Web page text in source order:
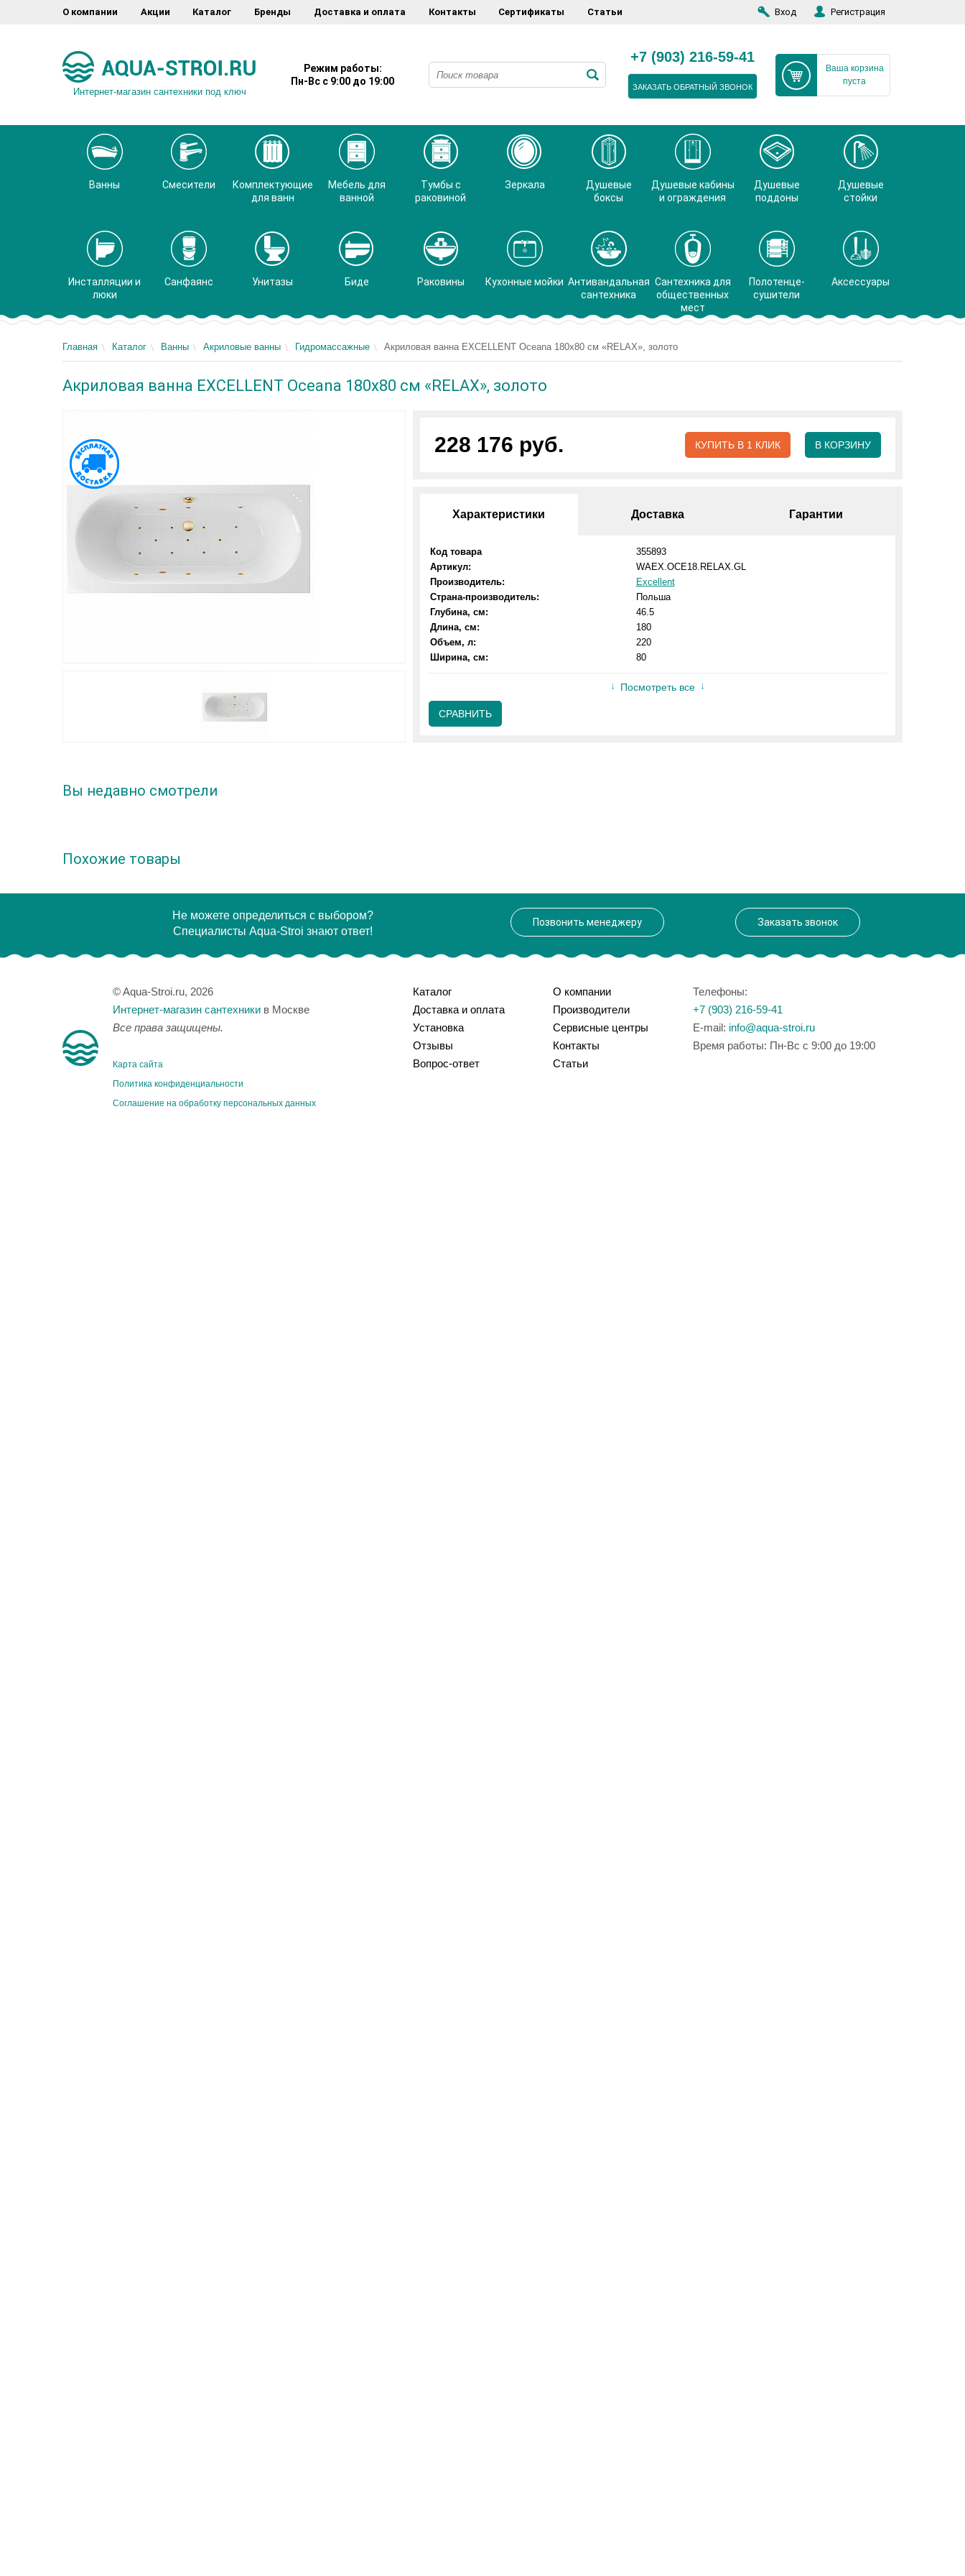
О компании Акции Каталог Бренды Доставка и оплата Контакты Сертификаты Статьи Вход Регистрация
Интернет-магазин сантехники под ключ
Режим работы:
Пн-Вс с 9:00 до 19:00
+7 (903) 216-59-41
ЗАКАЗАТЬ ОБРАТНЫЙ ЗВОНОК
Ваша корзина
пуста
Ванны Смесители
Комплектующие
для ванн
Мебель для
ванной
Тумбы с
раковиной
Зеркала
Душевые
боксы
Душевые кабины
и ограждения
Душевые
поддоны
Душевые
стойки
Инсталляции и
люки
Санфаянс Унитазы Биде Раковины Кухонные мойки Антивандальная
сантехника
Сантехника для
общественных
мест
Полотенце-
сушители
Аксессуары
Главная Каталог Ванны Акриловые ванны Гидромассажные Акриловая ванна EXCELLENT Oceana 180x80 см «RELAX», золото
Акриловая ванна EXCELLENT Oceana 180x80 см «RELAX», золото
228 176 руб. КУПИТЬ В 1 КЛИК В КОРЗИНУ
Характеристики Доставка Гарантии
Код товара
355893
Артикул:
WAEX.OCE18.RELAX.GL
Производитель:
Excellent
Страна-производитель:
Польша
Глубина, см:
46.5
Длина, см:
180
Объем, л:
220
Ширина, см:
80
Посмотреть все
СРАВНИТЬ
Вы недавно смотрели
Похожие товары
Не можете определиться с выбором?
Специалисты Aqua-Stroi знают ответ!
Позвонить менеджеру Заказать звонок
© Aqua-Stroi.ru, 2026
Интернет-магазин сантехники в Москве
Все права защищены.
Карта сайта
Политика конфиденциальности
Соглашение на обработку персональных данных
Каталог
Доставка и оплата
Установка
Отзывы
Вопрос-ответ
О компании
Производители
Сервисные центры
Контакты
Статьи
Телефоны:
+7 (903) 216-59-41
E-mail: info@aqua-stroi.ru
Время работы: Пн-Вс с 9:00 до 19:00